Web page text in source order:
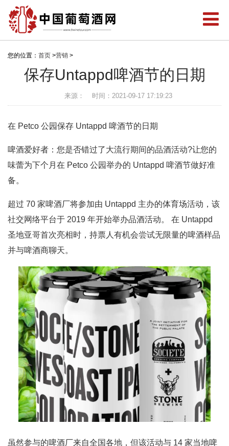
您的位置： 首页 >营销 >
保存Untappd啤酒节的日期
来源： 时间：2021-09-17 17:19:23
在 Petco 公园保存 Untappd 啤酒节的日期
啤酒爱好者：您是否错过了大流行期间的品酒活动?让您的
味蕾为下个月在 Petco 公园举办的 Untappd 啤酒节做好准
备。
超过 70 家啤酒厂将参加由 Untappd 主办的体育场活动，该
社交网络平台于 2019 年开始举办品酒活动。 在 Untappd
圣地亚哥首次亮相时，持票人有机会尝试无限量的啤酒样品
并与啤酒商聊天。
虽然参与的啤酒厂来自全国各地，但该活动与 14 家当地啤